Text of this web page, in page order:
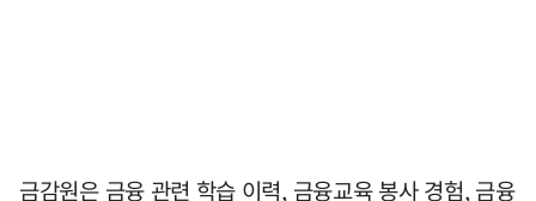
금감원은 금융 관련 학습 이력, 금융교육 봉사 경험, 금융